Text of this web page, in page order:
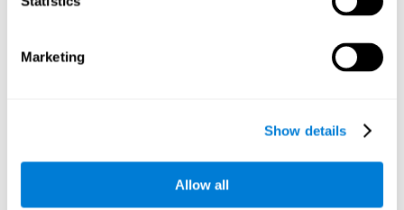
Marketing
Show details
Allow all
¿Qué pasa cuando no entreno mis
cerebro no aporta recursos para ese patrón de activación
vuelve menos hábiles para emplear dicha función cognitiva,